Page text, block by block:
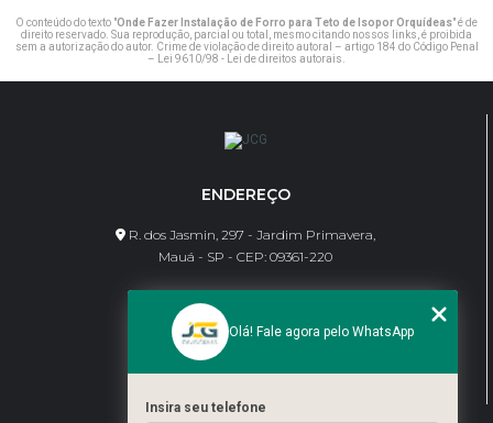
O conteúdo do texto "Onde Fazer Instalação de Forro para Teto de Isopor Orquídeas" é de
direito reservado. Sua reprodução, parcial ou total, mesmo citando nossos links, é proibida
sem a autorização do autor. Crime de violação de direito autoral – artigo 184 do Código Penal
–
Lei 9610/98 - Lei de direitos autorais
ENDEREÇO
R. dos Jasmin, 297 - Jardim Primavera,
Mauá - SP - CEP: 09361-220
CONTATO
(11) 95462-8630
bene@jcgdivisorias.com
Olá! Fale agora pelo WhatsApp
Insira seu telefone